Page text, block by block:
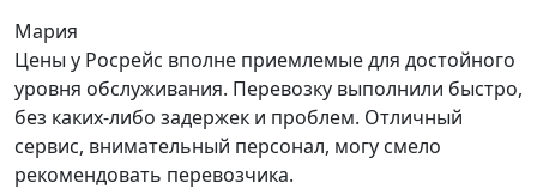
Мария
Цены у Росрейс вполне приемлемые для достойного
уровня обслуживания. Перевозку выполнили быстро,
без каких-либо задержек и проблем. Отличный
сервис, внимательный персонал, могу смело
рекомендовать перевозчика.